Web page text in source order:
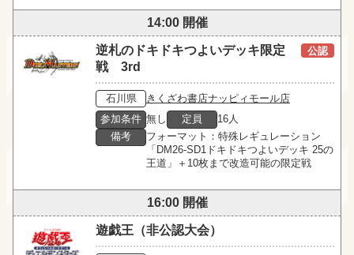
14:00 開催
逆札のドキドキつよいデッキ限定
戦 3rd
公認
石川県
きくざわ書店ナッピィモール店
参加条件 無し 定員
16人
備考
フォーマット：特殊レギュレーション
「DM26-SD1ドキドキつよいデッキ 25の
王道」＋10枚まで改造可能の限定戦
16:00 開催
遊戯王（非公認大会）